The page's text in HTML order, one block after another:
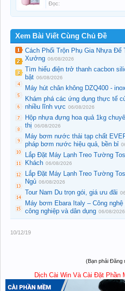
Đọc:
Xem Bài Viết Cùng Chủ Đề
Cách Phối Trộn Phụ Gia Nhựa Để
Xưởng 06/08/2026
Tìm hiểu điện trở thanh cacbon
bật 06/08/2026
Máy hút chân không DZQ400 - inox
Khám phá các ứng dụng thực tế
nhiều lĩnh vực 06/08/2026
Hộp nhựa đựng hoa quả 1kg
thị 06/08/2026
Máy bơm nước thải tạp chất
pháp bơm nước hiệu quả, bền bỉ
Lắp Đặt Máy Lạnh Treo Tường
Khách 06/08/2026
Lắp Đặt Máy Lạnh Treo Tường
Ngủ 06/08/2026
Tour Nam Du trọn gói, giá ưu đãi
Máy bơm Ebara Italy – Công
công nghiệp và dân dụng 06/08/2026
10/12/19
(Bạn phải Đăng
Dịch Cài Win Và Cài Đặt Phần